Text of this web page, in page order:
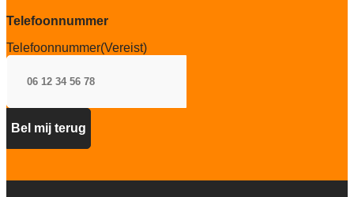
Telefoonnummer
Telefoonnummer(Vereist)